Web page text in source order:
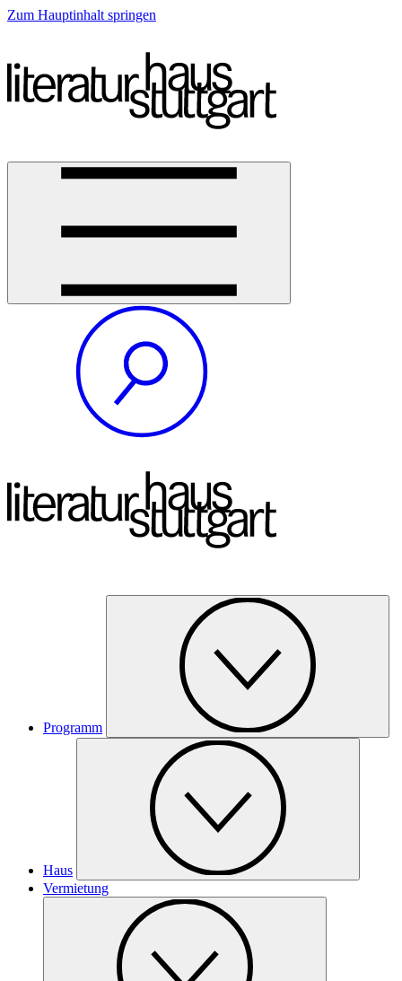
Zum Hauptinhalt springen
Programm
Haus
Vermietung